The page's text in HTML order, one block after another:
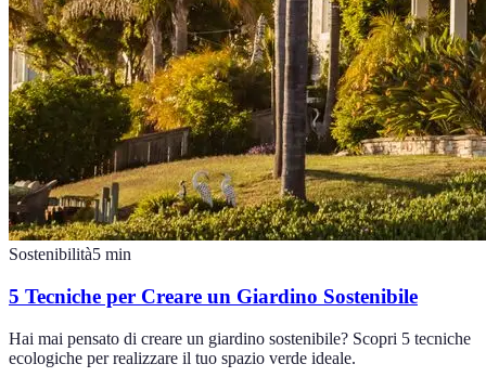
Sostenibilità5 min
5 Tecniche per Creare un Giardino Sostenibile
Hai mai pensato di creare un giardino sostenibile? Scopri 5 tecniche
ecologiche per realizzare il tuo spazio verde ideale.